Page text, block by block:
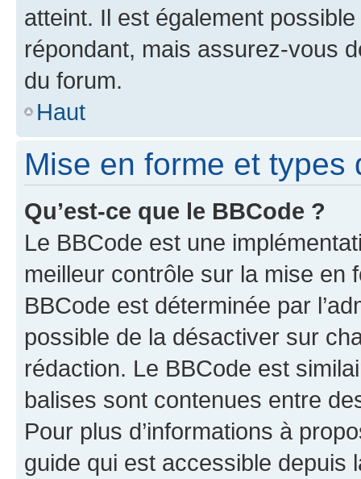
atteint. Il est également
répondant, mais assurez-vous
du forum.
Haut
Mise en forme et types
Qu’est-ce que le BBCode ?
Le BBCode est une
meilleur contrôle sur la mise en
BBCode est déterminée par
possible de la désactiver sur
rédaction. Le BBCode est
balises sont contenues entre
Pour plus d’informations à
guide qui est accessible depuis